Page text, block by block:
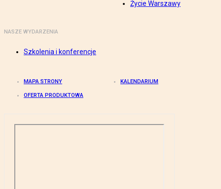
Życie Warszawy
NASZE WYDARZENIA
Szkolenia i konferencje
MAPA STRONY KALENDARIUM
OFERTA PRODUKTOWA